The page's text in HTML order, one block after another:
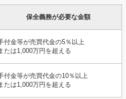
保全義務が必要な金額
付金等が売買代金の5％以上
たは1,000万円を超える
付金等が売買代金の10％以上
たは1,000万円を超える